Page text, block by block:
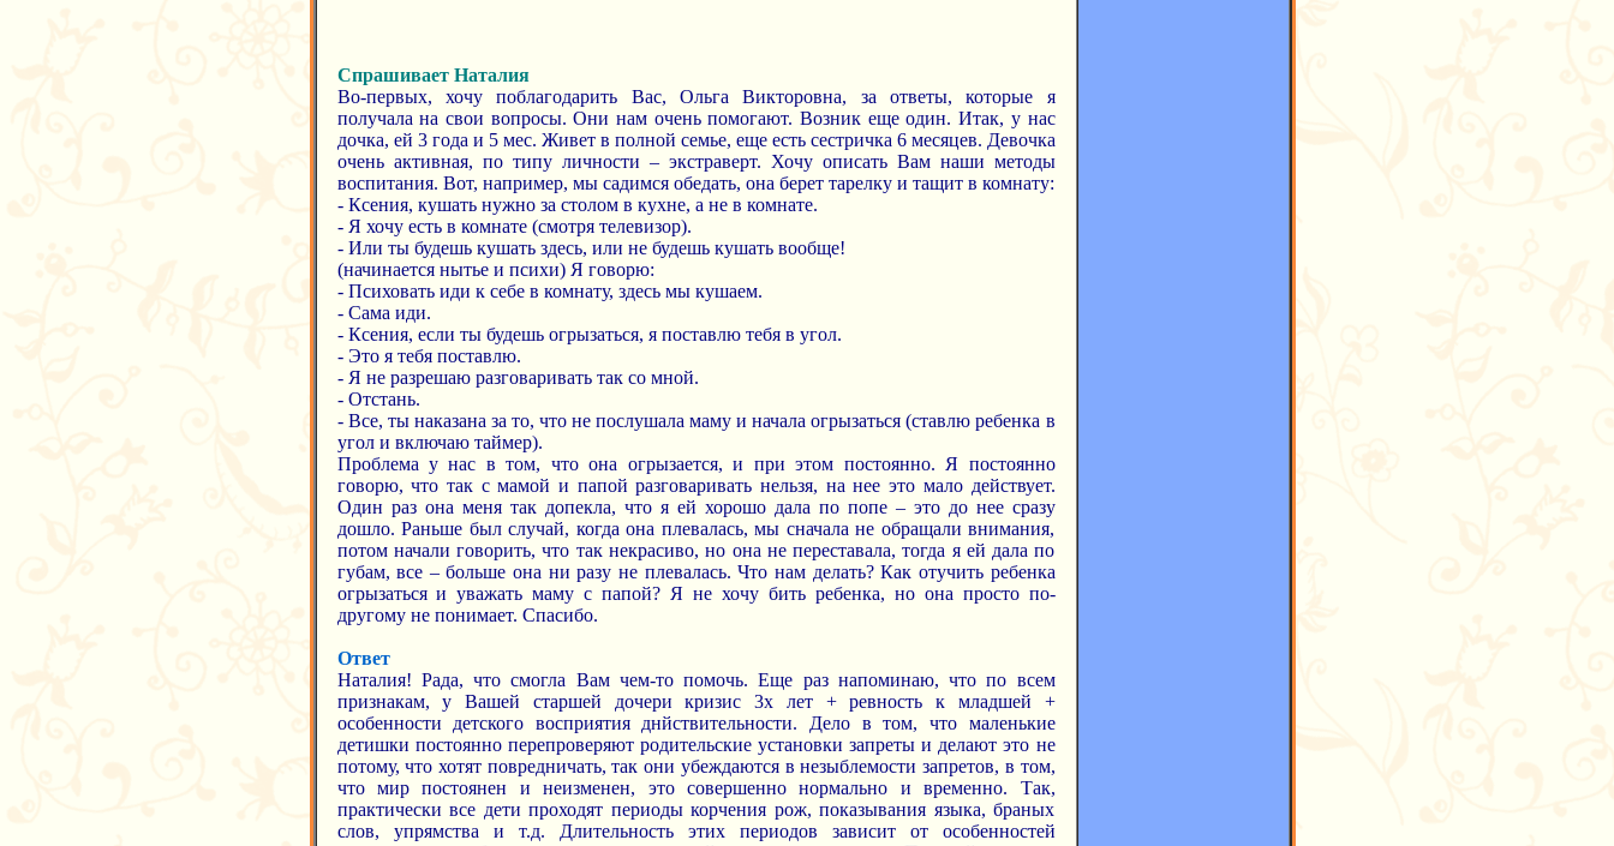
Спрашивает Наталия
Во-первых, хочу поблагодарить Вас, Ольга Викторовна, за ответы, которые я
получала на свои вопросы. Они нам очень помогают. Возник еще один. Итак, у нас
дочка, ей 3 года и 5 мес. Живет в полной семье, еще есть сестричка 6 месяцев. Девочка
очень активная, по типу личности – экстраверт. Хочу описать Вам наши методы
воспитания. Вот, например, мы садимся обедать, она берет тарелку и тащит в комнату:
- Ксения, кушать нужно за столом в кухне, а не в комнате.
- Я хочу есть в комнате (смотря телевизор).
- Или ты будешь кушать здесь, или не будешь кушать вообще!
(начинается нытье и психи) Я говорю:
- Психовать иди к себе в комнату, здесь мы кушаем.
- Сама иди.
- Ксения, если ты будешь огрызаться, я поставлю тебя в угол.
- Это я тебя поставлю.
- Я не разрешаю разговаривать так со мной.
- Отстань.
- Все, ты наказана за то, что не послушала маму и начала огрызаться (ставлю ребенка в
угол и включаю таймер).
Проблема у нас в том, что она огрызается, и при этом постоянно. Я постоянно
говорю, что так с мамой и папой разговаривать нельзя, на нее это мало действует.
Один раз она меня так допекла, что я ей хорошо дала по попе – это до нее сразу
дошло. Раньше был случай, когда она плевалась, мы сначала не обращали внимания,
потом начали говорить, что так некрасиво, но она не переставала, тогда я ей дала по
губам, все – больше она ни разу не плевалась. Что нам делать? Как отучить ребенка
огрызаться и уважать маму с папой? Я не хочу бить ребенка, но она просто по-
другому не понимает. Спасибо.
Ответ
Наталия! Рада, что смогла Вам чем-то помочь. Еще раз напоминаю, что по всем
признакам, у Вашей старшей дочери кризис 3х лет + ревность к младшей +
особенности детского восприятия днйствительности. Дело в том, что маленькие
детишки постоянно перепроверяют родительские установки запреты и делают это не
потому, что хотят повредничать, так они убеждаются в незыблемости запретов, в том,
что мир постоянен и неизменен, это совершенно нормально и временно. Так,
практически все дети проходят периоды корчения рож, показывания языка, браных
слов, упрямства и т.д. Длительность этих периодов зависит от особенностей